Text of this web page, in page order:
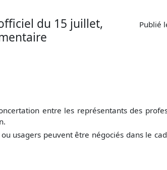
du 15 juillet,
Publié
entre les représentants des
usagers peuvent être négociés dans le